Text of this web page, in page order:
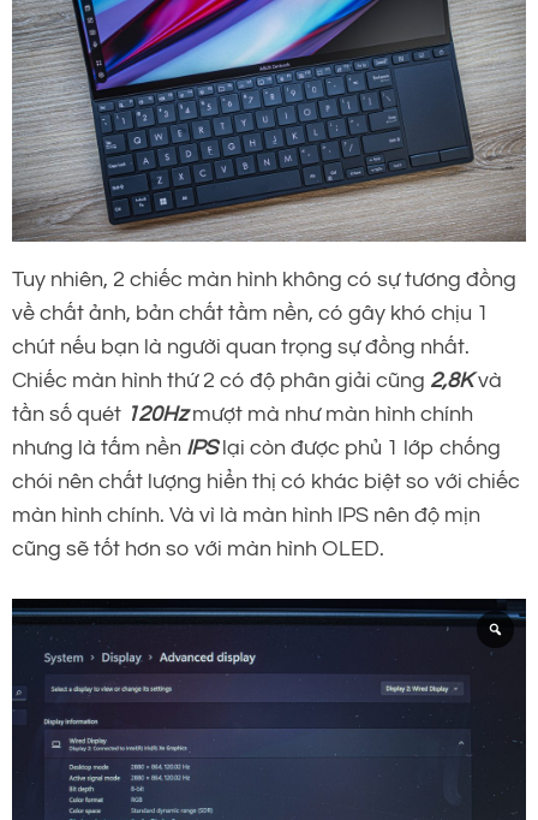
Tuy nhiên, 2 chiếc màn hình không có sự tương đồng
về chất ảnh, bản chất tầm nền, có gây khó chịu 1
chút nếu bạn là người quan trọng sự đồng nhất.
Chiếc màn hình thứ 2 có độ phân giải cũng 2,8Kvà
tần số quét 120Hzmượt mà như màn hình chính
nhưng là tấm nền IPSlại còn được phủ 1 lớp chống
chói nên chất lượng hiển thị có khác biệt so với chiếc
màn hình chính. Và vì là màn hình IPS nên độ mịn
cũng sẽ tốt hơn so với màn hình OLED.